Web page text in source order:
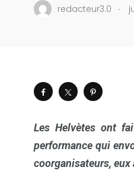
redacteur3.0 .
Les Helvètes ont
performance qui
coorganisateurs,